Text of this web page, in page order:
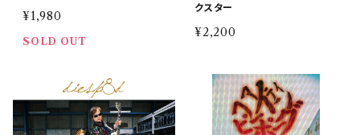
¥1,980
SOLD OUT
クスター
¥2,200